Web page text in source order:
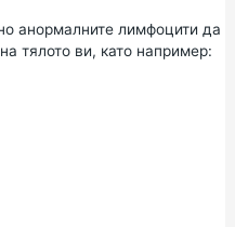
анормалните лимфоцити да
тялото ви, като например: